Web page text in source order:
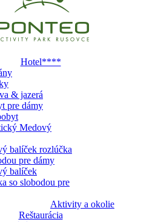
Hotel****
& jazerá
pre dámy
Medový
balíček rozlúčka
pre dámy
balíček
so slobodou pre
Aktivity a okolie
Reštaurácia